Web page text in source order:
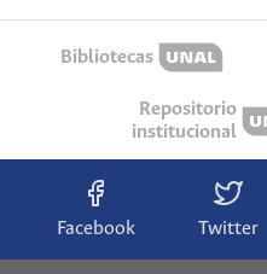
Bibliotecas
Repositorio
institucional
Facebook Twitter